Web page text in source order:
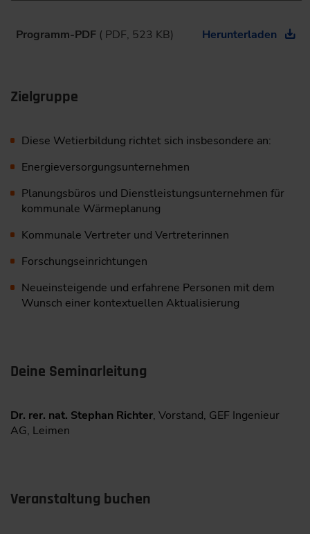
Programm-PDF ( PDF, 523 KB) Herunterladen
Zielgruppe
Diese Wetierbildung richtet sich insbesondere an:
Energieversorgungsunternehmen
Planungsbüros und Dienstleistungsunternehmen für
kommunale Wärmeplanung
Kommunale Vertreter und Vertreterinnen
Forschungseinrichtungen
Neueinsteigende und erfahrene Personen mit dem
Wunsch einer kontextuellen Aktualisierung
Deine Seminarleitung
Dr. rer. nat. Stephan Richter, Vorstand, GEF Ingenieur
AG, Leimen
Veranstaltung buchen